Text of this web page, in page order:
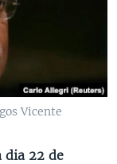
Vicente
dia 22 de